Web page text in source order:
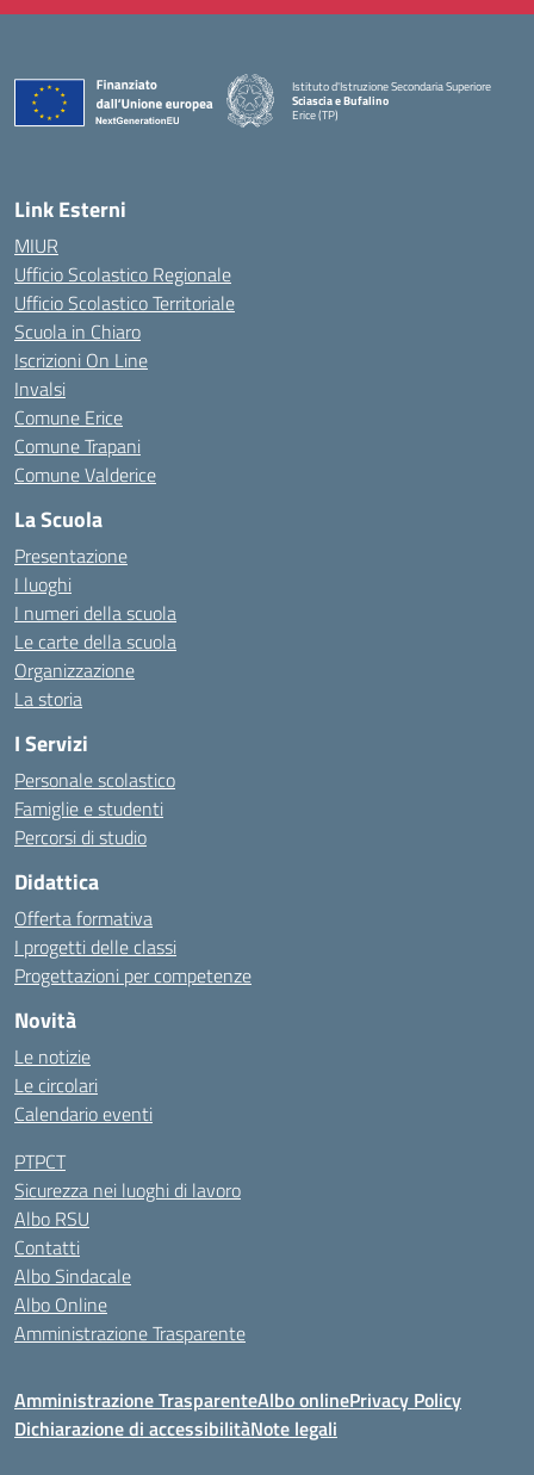
Istituto d'Istruzione Secondaria Superiore
Sciascia e Bufalino
Erice (TP)
Link Esterni
MIUR
Ufficio Scolastico Regionale
Ufficio Scolastico Territoriale
Scuola in Chiaro
Iscrizioni On Line
Invalsi
Comune Erice
Comune Trapani
Comune Valderice
La Scuola
Presentazione
I luoghi
I numeri della scuola
Le carte della scuola
Organizzazione
La storia
I Servizi
Personale scolastico
Famiglie e studenti
Percorsi di studio
Didattica
Offerta formativa
I progetti delle classi
Progettazioni per competenze
Novità
Le notizie
Le circolari
Calendario eventi
PTPCT
Sicurezza nei luoghi di lavoro
Albo RSU
Contatti
Albo Sindacale
Albo Online
Amministrazione Trasparente
Amministrazione TrasparenteAlbo onlinePrivacy Policy
Dichiarazione di accessibilitàNote legali